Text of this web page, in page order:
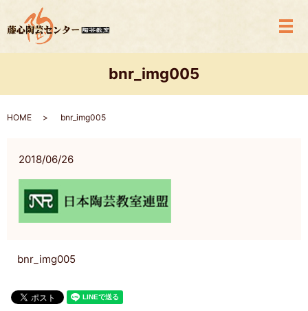
メ
bnr_img005
HOME bnr_img005
2018/06/26
bnr_img005